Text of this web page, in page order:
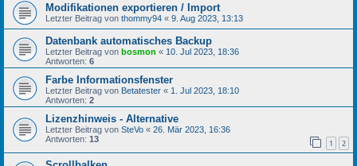
Modifikationen exportieren / Import
Letzter Beitrag von thommy94 « 9. Aug 2023, 13:13
Datenbank automatisches Backup
Letzter Beitrag von bosmon « 10. Jul 2023, 18:36
Antworten: 6
Farbe Informationsfenster
Letzter Beitrag von Betatester « 1. Jul 2023, 18:10
Antworten: 2
Lizenzhinweis - Alternative
Letzter Beitrag von SteVo « 26. Mär 2023, 16:36
Antworten: 13 1 2